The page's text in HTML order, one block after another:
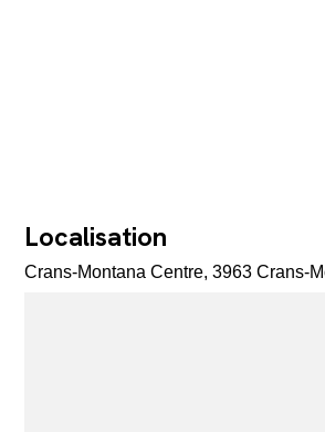
Localisation
Crans-Montana Centre, 3963 Crans-